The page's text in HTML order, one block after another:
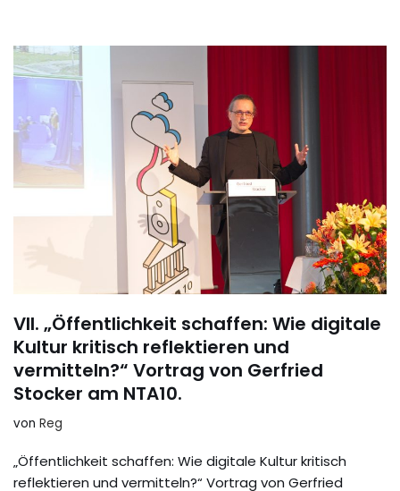
VII. „Öffentlichkeit schaffen: Wie digitale
Kultur kritisch reflektieren und
vermitteln?“ Vortrag von Gerfried
Stocker am NTA10.
von Reg
„Öffentlichkeit schaffen: Wie digitale Kultur kritisch
reflektieren und vermitteln?“ Vortrag von Gerfried